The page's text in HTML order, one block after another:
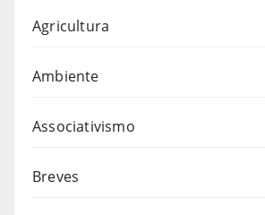
Agricultura
Ambiente
Associativismo
Breves